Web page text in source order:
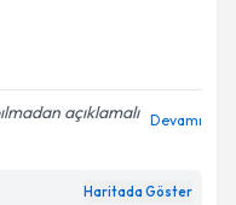
almanız için bir
ile bilgilendireceğiz.
ilişkin
Aydınlatma
açıklamalı Devamı
Haritada Göster